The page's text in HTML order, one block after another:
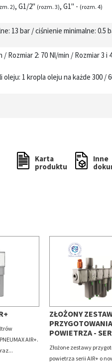
2), G1/2" (rozm. 3), G1" - (rozm. 4)
13 bar / ciśnienie minimalne: 0.5
/ Rozmiar 2: 70 Nl/min / Rozmiar 3 i
oleju: 1 kropla oleju na każde 300 /
Karta
produktu
Inne
AIR+.
ZŁOŻONY
PRZYGOTOWANIA
POWIETRZA -
Złożone zestawy
powietrza serii AIR+ o